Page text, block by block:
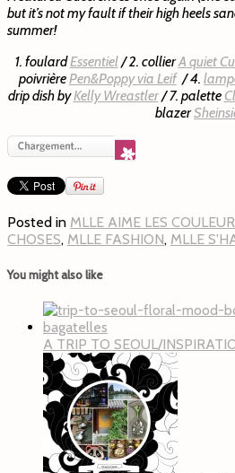
but it’s not my fault if their high heels
summer!
1. foulardEssentiel/ 2. collierA quiet
poivrièrePen&Poppy via Leif/ 4.
drip dish byKelly Wreastler/ 7. palette
blazer
Posted in MLLE AIME LES
CHOSES, MLLE FASHION, MLLE
You might also like
A TRIP TO SEOUL/